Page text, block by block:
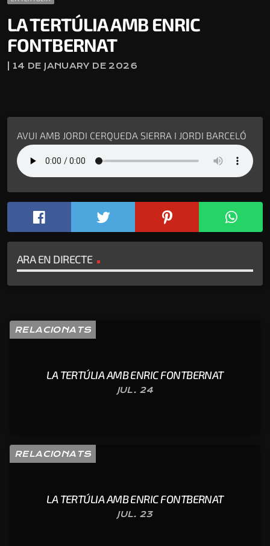
LA TERTÚLIA AMB ENRIC
FONTBERNAT
| 14 DE JANUARY DE 2026
AVUI AMB JORDI CERQUEDA SIERRA I JORDI BARCELÓ
ARA EN DIRECTE
RELACIONATS
LA TERTÚLIA AMB ENRIC FONTBERNAT
JUL. 24
RELACIONATS
LA TERTÚLIA AMB ENRIC FONTBERNAT
JUL. 23